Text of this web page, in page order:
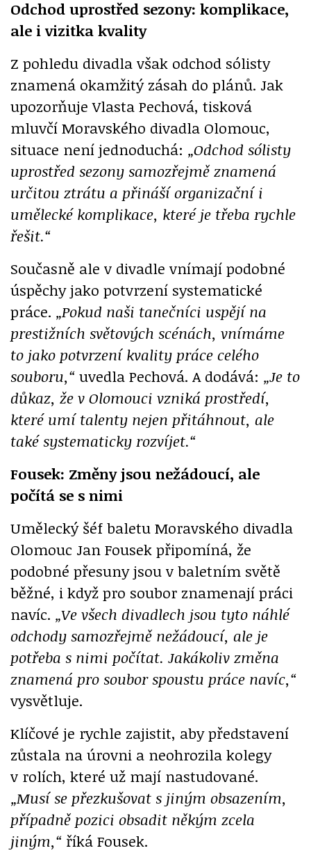
Odchod uprostřed sezony: komplikace,
ale i vizitka kvality
Z pohledu divadla však odchod sólisty
znamená okamžitý zásah do plánů. Jak
upozorňuje Vlasta Pechová, tisková
mluvčí Moravského divadla Olomouc,
situace není jednoduchá: „Odchod sólisty
uprostřed sezony samozřejmě znamená
určitou ztrátu a přináší organizační i
umělecké komplikace, které je třeba rychle
řešit.“
Současně ale v divadle vnímají podobné
úspěchy jako potvrzení systematické
práce. „Pokud naši tanečníci uspějí na
prestižních světových scénách, vnímáme
to jako potvrzení kvality práce celého
souboru,“ uvedla Pechová. A dodává: „Je to
důkaz, že v Olomouci vzniká prostředí,
které umí talenty nejen přitáhnout, ale
také systematicky rozvíjet.“
Fousek: Změny jsou nežádoucí, ale
počítá se s nimi
Umělecký šéf baletu Moravského divadla
Olomouc Jan Fousek připomíná, že
podobné přesuny jsou v baletním světě
běžné, i když pro soubor znamenají práci
navíc. „Ve všech divadlech jsou tyto náhlé
odchody samozřejmě nežádoucí, ale je
potřeba s nimi počítat. Jakákoliv změna
znamená pro soubor spoustu práce navíc,“
vysvětluje.
Klíčové je rychle zajistit, aby představení
zůstala na úrovni a neohrozila kolegy
v rolích, které už mají nastudované.
„Musí se přezkušovat s jiným obsazením,
případně pozici obsadit někým zcela
jiným,“ říká Fousek.